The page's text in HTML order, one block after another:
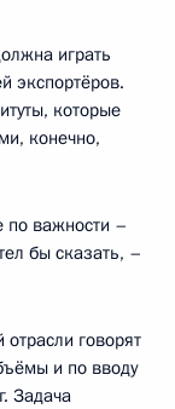
играть
экспортёров.
которые
конечно,
по важности –
бы сказать, –
говорят
и по вводу
Задача